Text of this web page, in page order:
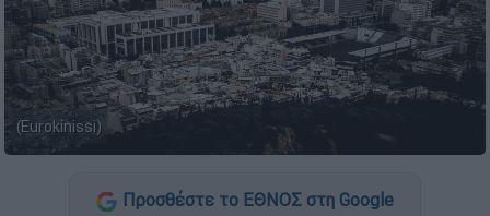
(Eurokinissi)
Προσθέστε το ΕΘΝΟΣ στη Google